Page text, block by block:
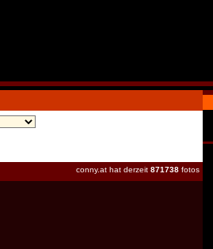
conny.at hat derzeit 871738 fotos